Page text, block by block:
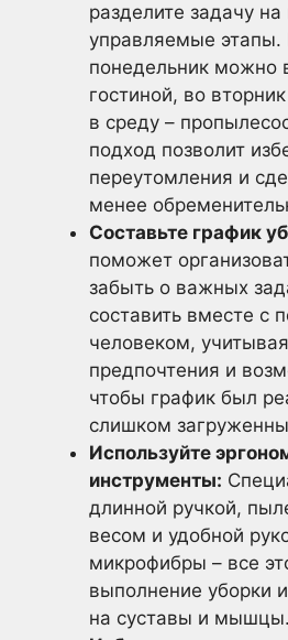
разделите задачу
управляемые
понедельник можно
гостиной, во
в среду –
подход позволит
переутомления и
менее
Составьте график
поможет
забыть о важных
составить вместе с
человеком,
предпочтения и
чтобы график был
слишком
Используйте
инструменты:
длинной ручкой,
весом и удобной
микрофибры – все
выполнение уборки
на суставы и мышцы.